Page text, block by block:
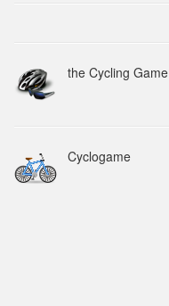
the Cycling Game
Cyclogame